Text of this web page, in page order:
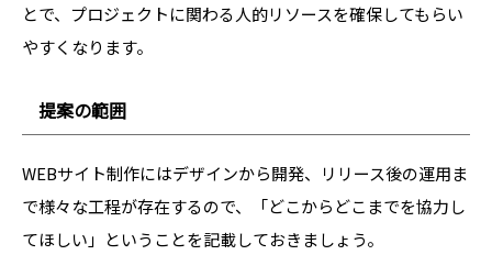
とで、プロジェクトに関わる人的リソースを確保してもらい
やすくなります。
提案の範囲
WEBサイト制作にはデザインから開発、リリース後の運用ま
で様々な工程が存在するので、「どこからどこまでを協力し
てほしい」ということを記載しておきましょう。